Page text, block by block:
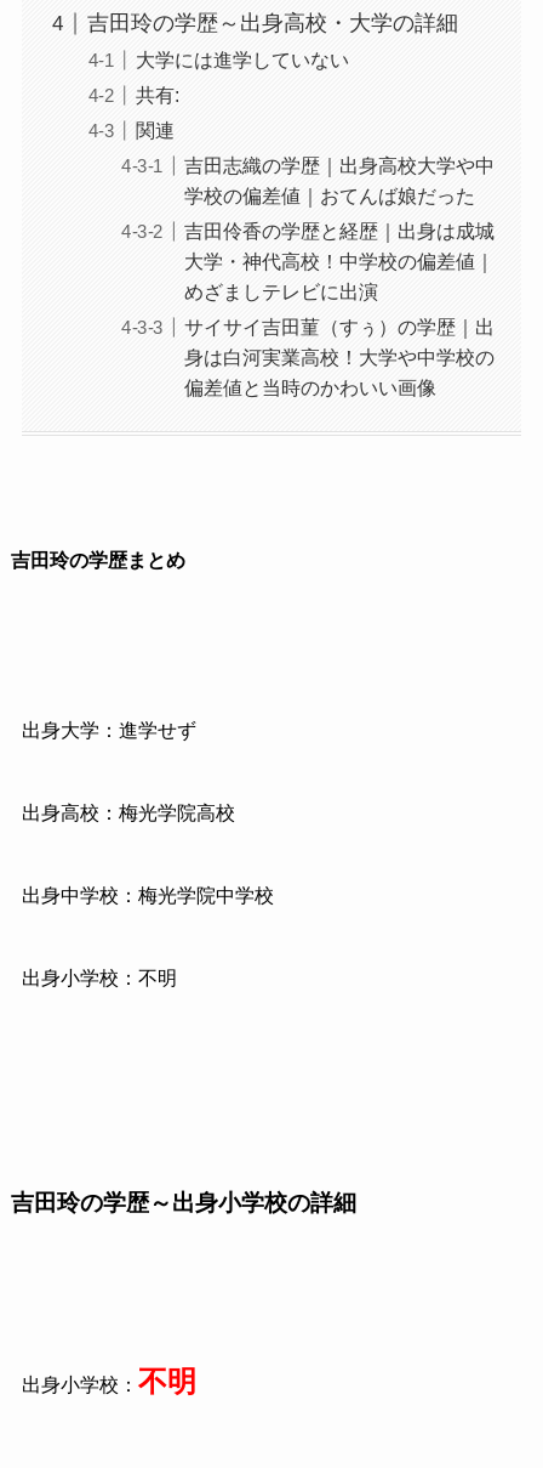
吉田玲の学歴～出身高校・大学の詳細
大学には進学していない
共有:
関連
吉田志織の学歴｜出身高校大学や中
学校の偏差値｜おてんば娘だった
吉田伶香の学歴と経歴｜出身は成城
大学・神代高校！中学校の偏差値｜
めざましテレビに出演
サイサイ吉田菫（すぅ）の学歴｜出
身は白河実業高校！大学や中学校の
偏差値と当時のかわいい画像
吉田玲の学歴まとめ
出身大学：進学せず
出身高校：梅光学院高校
出身中学校：梅光学院中学校
出身小学校：不明
吉田玲の学歴～出身小学校の詳細
出身小学校： 不明